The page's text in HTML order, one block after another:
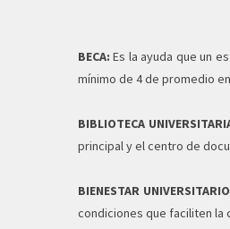
BECA:Es la ayuda que un
mínimo de 4 de promedio
BIBLIOTECA
principal y el centro de
BIENESTAR
condiciones que faciliten la